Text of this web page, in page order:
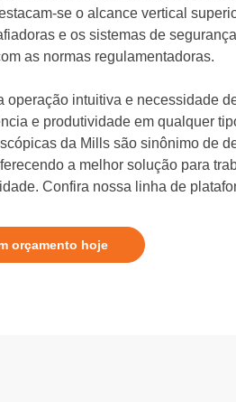
se o alcance vertical
e os sistemas de
as normas regulamentadoras.
operação intuitiva e necessidade
e produtividade em qualquer
da Mills são sinônimo de
a melhor solução para
Confira nossa linha de
orçamento hoje